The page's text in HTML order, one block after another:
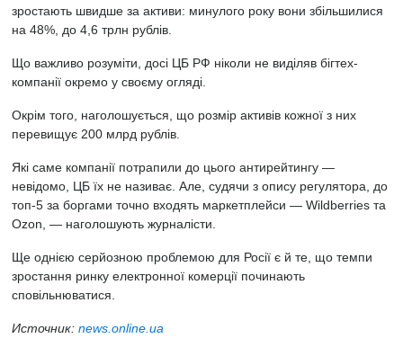
зростають швидше за активи: минулого року вони збільшилися
на 48%, до 4,6 трлн рублів.
Що важливо розуміти, досі ЦБ РФ ніколи не виділяв бігтех-
компанії окремо у своєму огляді.
Окрім того, наголошується, що розмір активів кожної з них
перевищує 200 млрд рублів.
Які саме компанії потрапили до цього антирейтингу —
невідомо, ЦБ їх не називає. Але, судячи з опису регулятора, до
топ-5 за боргами точно входять маркетплейси — Wildberries та
Ozon, — наголошують журналісти.
Ще однією серйозною проблемою для Росії є й те, що темпи
зростання ринку електронної комерції починають
сповільнюватися.
Источник: news.online.ua